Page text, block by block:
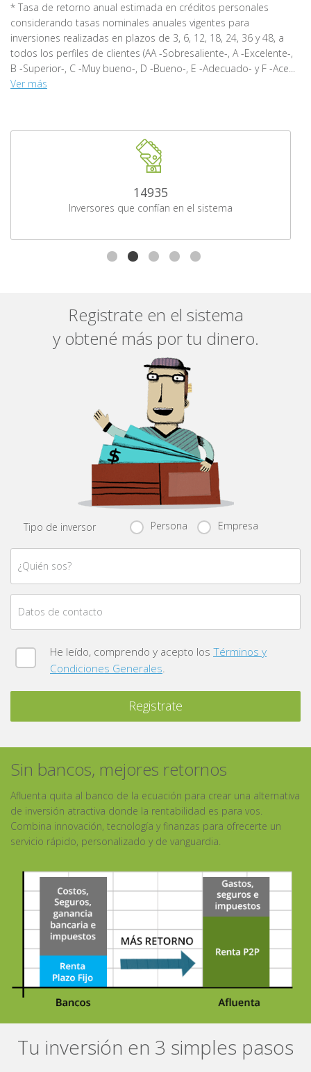
* Tasa de retorno anual estimada en créditos personales
considerando tasas nominales anuales vigentes para
inversiones realizadas en plazos de 3, 6, 12, 18, 24, 36 y 48, a
todos los perfiles de clientes (AA -Sobresaliente-, A -Excelente-,
B -Superior-, C -Muy bueno-, D -Bueno-, E -Adecuado- y F -Ace...
Ver más
14935
Inversores que confían en el sistema
Registrate en el sistema
y obtené más por tu dinero.
Tipo de inversor Persona Empresa
¿Quién sos?
Datos de contacto
He leído, comprendo y acepto los Términos y
Condiciones Generales.
Registrate
Sin bancos, mejores retornos
Afluenta quita al banco de la ecuación para crear una alternativa
de inversión atractiva donde la rentabilidad es para vos.
Combina innovación, tecnología y finanzas para ofrecerte un
servicio rápido, personalizado y de vanguardia.
Tu inversión en 3 simples pasos